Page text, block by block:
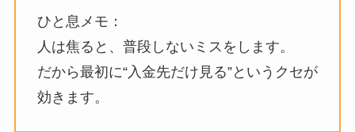
ひと息メモ：
人は焦ると、普段しないミスをします。
だから最初に“入金先だけ見る”というクセが
効きます。